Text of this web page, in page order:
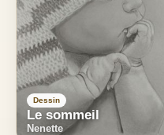
Dessin
Le sommeil
Nenette